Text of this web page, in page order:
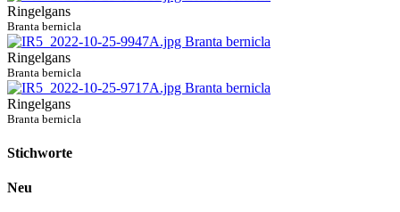
Ringelgans
Branta bernicla
Ringelgans
Branta bernicla
Ringelgans
Branta bernicla
Stichworte
Neu